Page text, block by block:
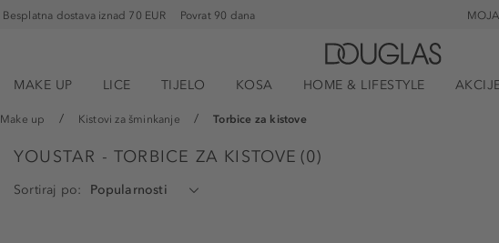
Besplatna dostava iznad 70 EUR Povrat 90 dana
MAKE UP LICE TIJELO KOSA HOME & LIFESTYLE
Make up Kistovi za šminkanje Torbice za kistove
YOUSTAR - TORBICE ZA KISTOVE (0)
Sortiraj po